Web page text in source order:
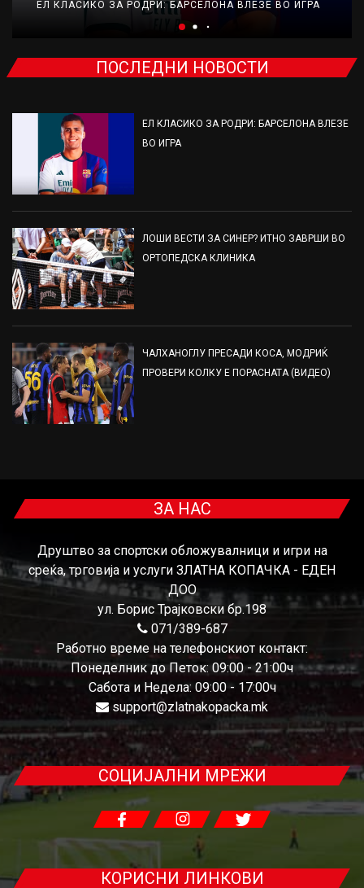
ЕЛ КЛАСИКО ЗА РОДРИ: БАРСЕЛОНА ВЛЕЗЕ ВО ИГРА
ПОСЛЕДНИ НОВОСТИ
ЕЛ КЛАСИКО ЗА РОДРИ: БАРСЕЛОНА ВЛЕЗЕ
ВО ИГРА
ЛОШИ ВЕСТИ ЗА СИНЕР? ИТНО ЗАВРШИ ВО
ОРТОПЕДСКА КЛИНИКА
ЧАЛХАНОГЛУ ПРЕСАДИ КОСА, МОДРИЌ
ПРОВЕРИ КОЛКУ Е ПОРАСНАТА (ВИДЕО)
ЗА НАС
Друштво за спортски обложувалници и игри на
среќа, трговија и услуги ЗЛАТНА КОПАЧКА - ЕДЕН
ДОО
ул. Борис Трајковски бр.198
071/389-687
Работно време на телефонскиот контакт:
Понеделник до Петок: 09:00 - 21:00ч
Сабота и Недела: 09:00 - 17:00ч
support@zlatnakopacka.mk
СОЦИЈАЛНИ МРЕЖИ
КОРИСНИ ЛИНКОВИ